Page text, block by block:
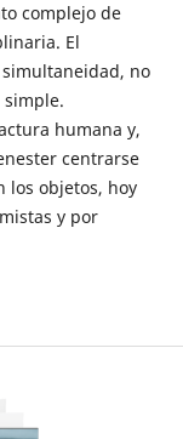
complejo de
El
no
humana y,
centrarse
los objetos, hoy
y por